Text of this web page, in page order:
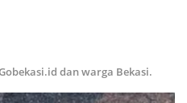
dan warga Bekasi.